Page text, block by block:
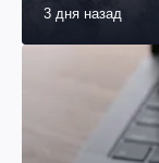
3 дня назад